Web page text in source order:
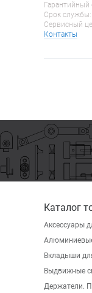
Гарантийный
Срок
Сервисный
Контакты
Каталог
Аксессуары
Вкладыши
Выдвижные
Держатели.